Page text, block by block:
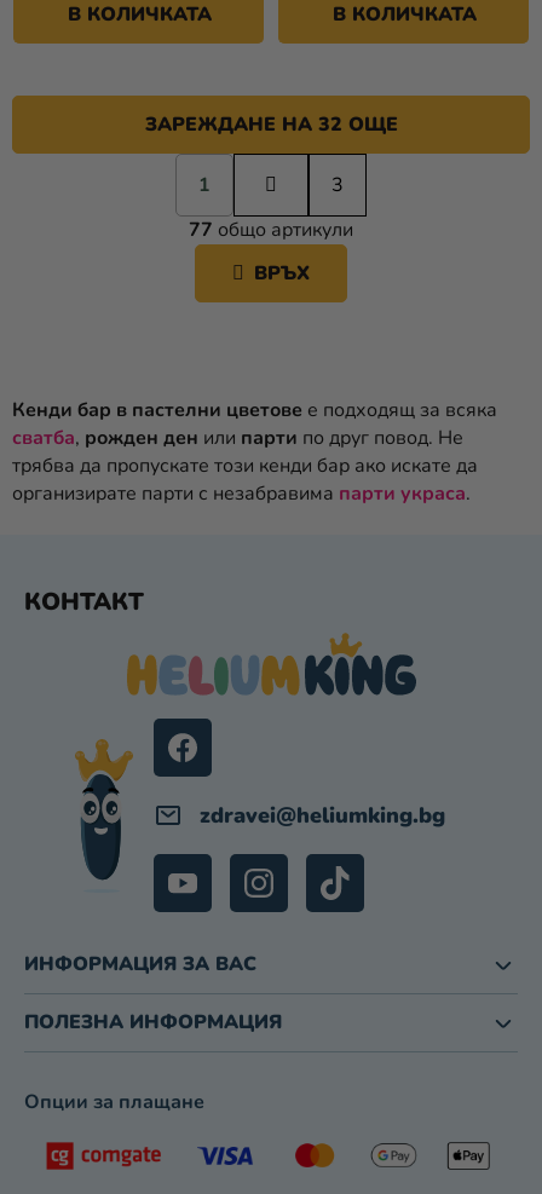
В КОЛИЧКАТА В КОЛИЧКАТА
К
О
Н
Т
И
Е
Л
Е
З
А
О
Я
В
А
ЗАРЕЖДАНЕ НА 32 ОЩЕ
П
а
г
и
а
ц
1
3
77 общо артикули
ВРЪХ
Кенди бар в пастелни цветове е подходящ за всяка
сватба, рожден ден или парти по друг повод. Не
трябва да пропускате този кенди бар ако искате да
организирате парти с незабравима парти украса.
КОНТАКТ
zdravei@heliumking.bg
ИНФОРМАЦИЯ ЗА ВАС
ПОЛЕЗНА ИНФОРМАЦИЯ
Опции за плащане